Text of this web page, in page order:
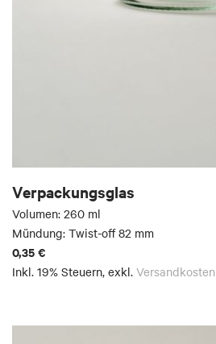
Verpackungsglas
Volumen: 260 ml
Mündung: Twist-off 82 mm
0,35 €
Inkl. 19% Steuern, exkl. Versandkosten